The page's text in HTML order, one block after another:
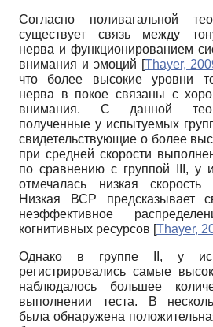
Согласно поливагальной
существует связь между
нерва и функционированием
внимания и эмоций [Thayer,
что более высокие уровни
нерва в покое связаны с
внимания. С данной
полученные у испытуемых
свидетельствующие о более
при средней скорости
по сравнению с группой III, у
отмечалась низкая скорость
Низкая ВСР предсказывает
неэффективное
когнитивных ресурсов [Thayer,
Однако в группе II, у
регистрировались самые
наблюдалось большее
выполнении теста. В
была обнаружена